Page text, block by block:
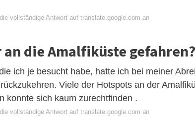
vollständige Antwort auf translate.google.com an
die Amalfiküste gefahren?
ich je besucht habe, hatte ich bei meiner
Viele der Hotspots an der
konnte sich kaum zurechtfinden .
vollständige Antwort auf translate.google.com an